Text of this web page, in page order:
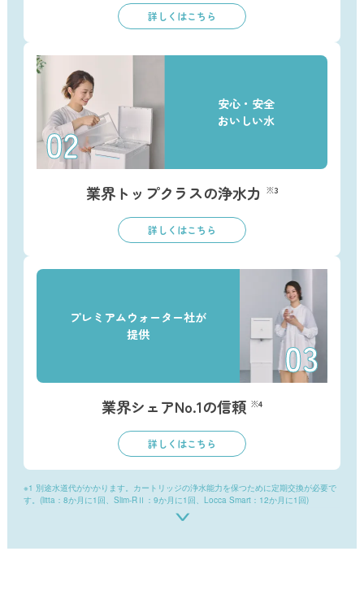
詳しくはこちら
安心・安全
おいしい水
業界トップクラスの浄水力 ※3
詳しくはこちら
プレミアムウォーター社が
提供
業界シェアNo.1の信頼 ※4
詳しくはこちら
※1 別途水道代がかかります。カートリッジの浄水能力を保つために定期交換が必要で
す。(litta：8か月に1回、Slim-RⅡ：9か月に1回、Locca Smart：12か月に1回)
※2 プレミアムウォーターを含む浄水型ウォーターサーバーを取扱う6社のうち、以下
の条件で比較し最安の月額利用料との差が10%未満で あったため本表記を使用。
原則定額制のもの/当社対象製品：litta/2026年4月時点